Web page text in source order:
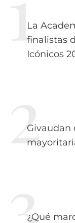
La
finalistas
Icónicos
Givaudan
¿Qué